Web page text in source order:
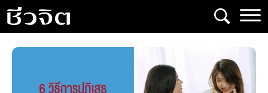
Skip
to
content